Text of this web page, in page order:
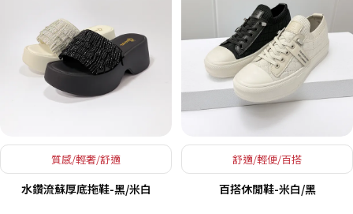
質感/輕奢/舒適
水鑽流蘇厚底拖鞋-黑/米白
舒適/輕便/百搭
百搭休閒鞋-米白/黑